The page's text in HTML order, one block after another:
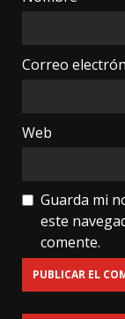
Correo
Web
Guarda mi
este
comente.